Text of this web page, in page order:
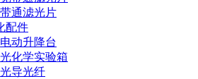
带通滤光片
配件
电动升降台
光化学实验箱
光导光纤